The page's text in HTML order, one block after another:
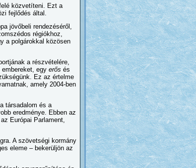
közvetíteni. Ezt a
fejlődés által.
jövőbeli rendezéséről,
régiókhoz,
a polgárokkal közösen
a részvételére,
egy erős és
Ez az értelme
amely 2004-ben
társadalom és a
eredménye. Ebben az
Európai Parlament,
A szövetségi kormány
eleme – bekerüljön az